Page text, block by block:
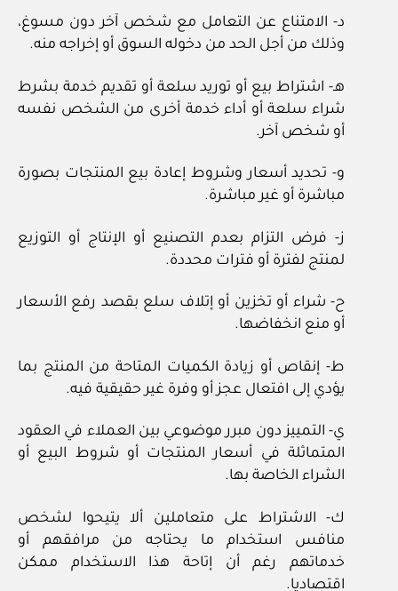
د- الامتناع عن التعامل مع شخص آخر دون مسوغ،
وذلك من أجل الحد من دخوله السوق أو إخراجه منه.
هـ- اشتراط بيع أو توريد سلعة أو تقديم خدمة بشرط
شراء سلعة أو أداء خدمة أخرى من الشخص نفسه
أو شخص آخر.
و- تحديد أسعار وشروط إعادة بيع المنتجات بصورة
مباشرة أو غير مباشرة.
ز- فرض التزام بعدم التصنيع أو الإنتاج أو التوزيع
لمنتج لفترة أو فترات محددة.
ح- شراء أو تخزين أو إتلاف سلع بقصد رفع الأسعار
أو منع انخفاضها.
ط- إنقاص أو زيادة الكميات المتاحة من المنتج بما
يؤدي إلى افتعال عجز أو وفرة غير حقيقية فيه.
ي- التمييز دون مبرر موضوعي بين العملاء في العقود
المتماثلة في أسعار المنتجات أو شروط البيع أو
الشراء الخاصة بها.
ك- الاشتراط على متعاملين ألا يتيحوا لشخص
منافس استخدام ما يحتاجه من مرافقهم أو
خدماتهم رغم أن إتاحة هذا الاستخدام ممكن
اقتصاديا.